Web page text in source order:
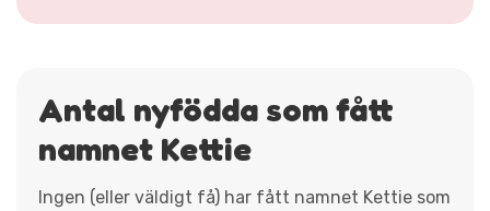
Antal nyfödda som fått
namnet Kettie
Ingen (eller väldigt få) har fått namnet Kettie som